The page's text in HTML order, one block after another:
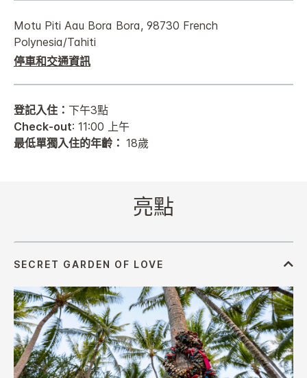
Motu Piti Aau Bora Bora, 98730 French
Polynesia/Tahiti
停車和交通資訊
登記入住： 下午3點
Check-out: 11:00 上午
最低單獨入住的年齡： 18歲
亮點